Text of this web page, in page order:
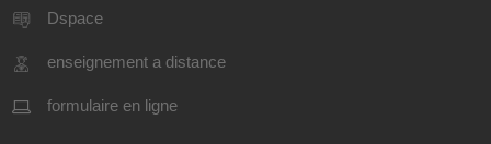
Dspace
enseignement a distance
formulaire en ligne